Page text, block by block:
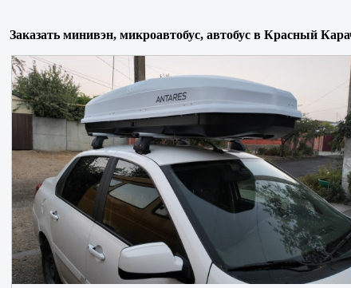
Заказать минивэн, микроавтобус, автобус в Красный